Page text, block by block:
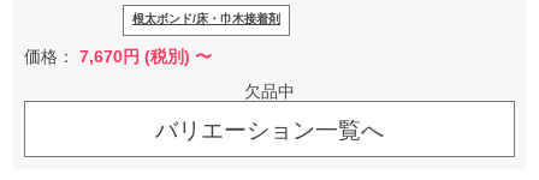
根太ボンド/床・巾木接着剤
価格： 7,670円 (税別) 〜
欠品中
バリエーション一覧へ